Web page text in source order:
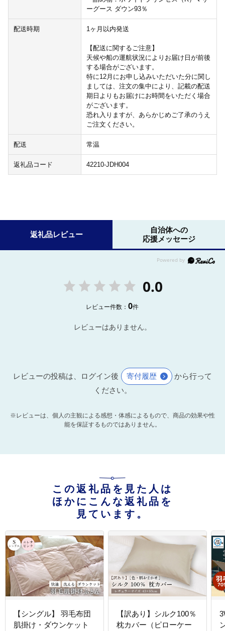
ーグース ダウン93％
配送時期 1ヶ月以内発送
【配送に関するご注意】
天候や船の運航状況によりお届け日が前後
する場合がございます。
特に12月にお申し込みいただいた分に関し
ましては、注文の集中により、記載の配送
期日よりもお届けにお時間をいただく場合
がございます。
恐れ入りますが、あらかじめご了承のうえ
ご注文ください。
配送 常温
返礼品コード 42210-JDH004
返礼品レビュー
自治体への
応援メッセージ
0.0
レビュー件数：0件
レビューはありません。
レビューの投稿は、ログイン後 寄付履歴
から行って
ください。
※レビューは、個人の主観による感想・体感によるもので、商品の効果や性
能を保証するものではありません。
この返礼品を見た人は
ほかにこんな返礼品を
見ています。
【シングル】 羽毛布団
肌掛け・ダウンケット
【訳あり】シルク100％
枕カバー（ピローケー